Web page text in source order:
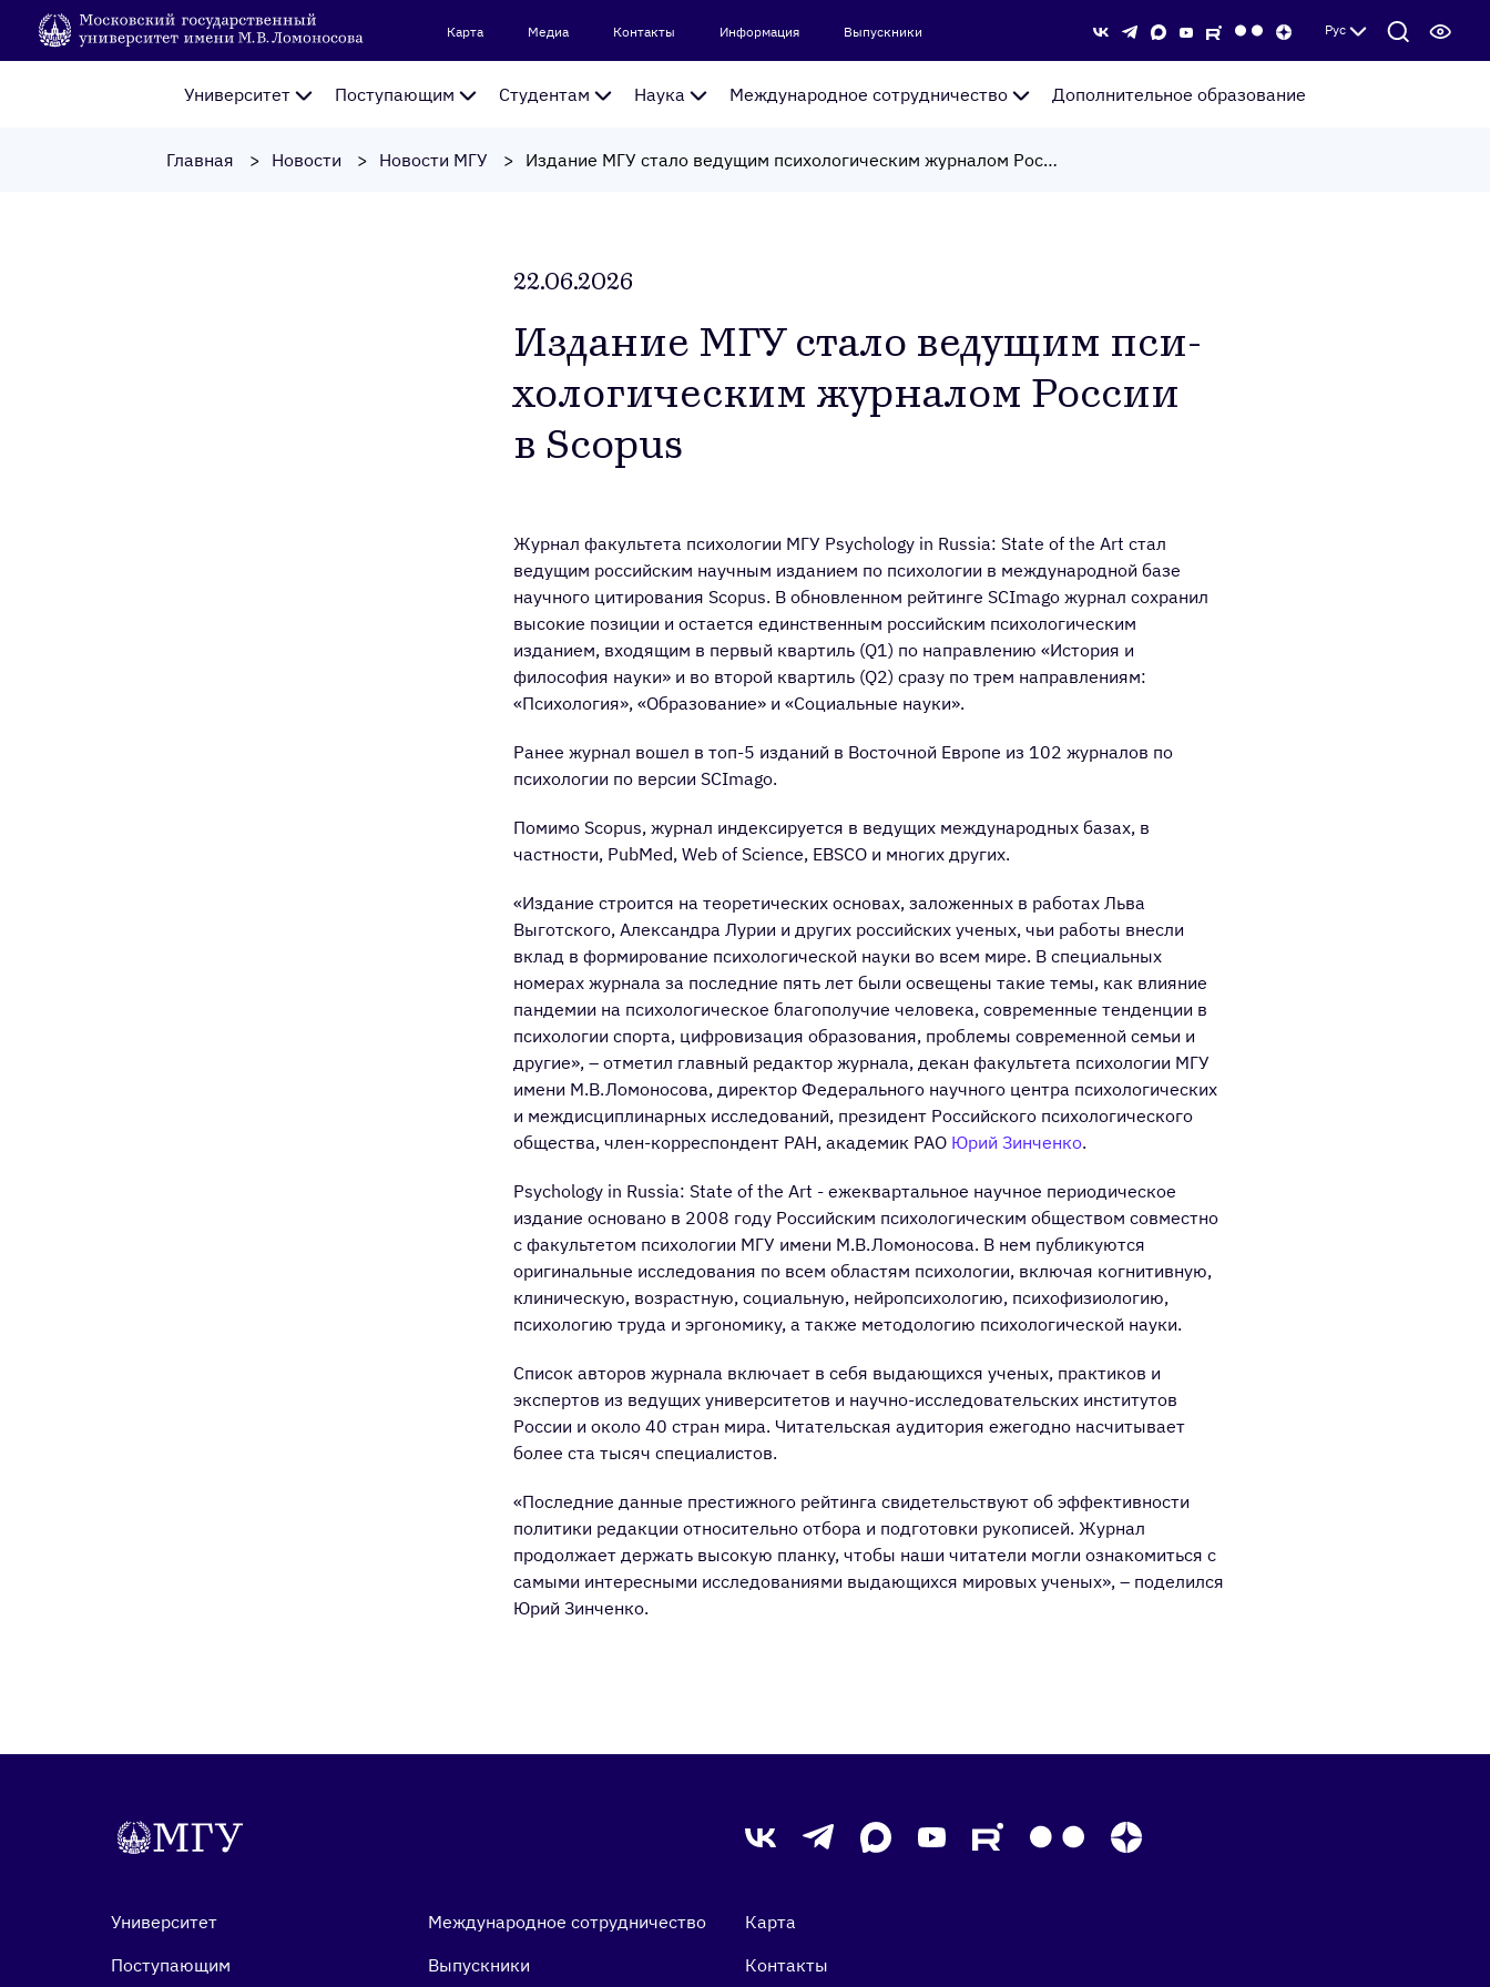
Карта Медиа Контакты Информация Выпускники Рус
Университет Поступающим Студентам Наука Международное сотрудничество Дополнительное образование
Главная Новости Новости МГУ Издание МГУ стало ведущим психологическим журналом России в Scopus
22.06.2026
Из­да­ние МГУ ста­ло ве­дущим пси­
холо­гичес­ким жур­на­лом Рос­сии
в Scopus
Журнал факультета психологии МГУ Psychology in Russia: State of the Art стал
ведущим российским научным изданием по психологии в международной базе
научного цитирования Scopus. В обновленном рейтинге SCImago журнал сохранил
высокие позиции и остается единственным российским психологическим
изданием, входящим в первый квартиль (Q1) по направлению «История и
философия науки» и во второй квартиль (Q2) сразу по трем направлениям:
«Психология», «Образование» и «Социальные науки».
Ранее журнал вошел в топ-5 изданий в Восточной Европе из 102 журналов по
психологии по версии SCImago.
Помимо Scopus, журнал индексируется в ведущих международных базах, в
частности, PubMed, Web of Science, EBSCO и многих других.
«Издание строится на теоретических основах, заложенных в работах Льва
Выготского, Александра Лурии и других российских ученых, чьи работы внесли
вклад в формирование психологической науки во всем мире. В специальных
номерах журнала за последние пять лет были освещены такие темы, как влияние
пандемии на психологическое благополучие человека, современные тенденции в
психологии спорта, цифровизация образования, проблемы современной семьи и
другие», – отметил главный редактор журнала, декан факультета психологии МГУ
имени М.В.Ломоносова, директор Федерального научного центра психологических
и междисциплинарных исследований, президент Российского психологического
общества, член-корреспондент РАН, академик РАО Юрий Зинченко.
Psychology in Russia: State of the Art - ежеквартальное научное периодическое
издание основано в 2008 году Российским психологическим обществом совместно
с факультетом психологии МГУ имени М.В.Ломоносова. В нем публикуются
оригинальные исследования по всем областям психологии, включая когнитивную,
клиническую, возрастную, социальную, нейропсихологию, психофизиологию,
психологию труда и эргономику, а также методологию психологической науки.
Список авторов журнала включает в себя выдающихся ученых, практиков и
экспертов из ведущих университетов и научно-исследовательских институтов
России и около 40 стран мира. Читательская аудитория ежегодно насчитывает
более ста тысяч специалистов.
«Последние данные престижного рейтинга свидетельствуют об эффективности
политики редакции относительно отбора и подготовки рукописей. Журнал
продолжает держать высокую планку, чтобы наши читатели могли ознакомиться с
самыми интересными исследованиями выдающихся мировых ученых», – поделился
Юрий Зинченко.
Университет
Поступающим
Международное сотрудничество
Выпускники
Карта
Контакты